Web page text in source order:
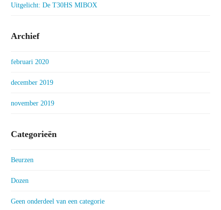
Uitgelicht: De T30HS MIBOX
Archief
februari 2020
december 2019
november 2019
Categorieën
Beurzen
Dozen
Geen onderdeel van een categorie